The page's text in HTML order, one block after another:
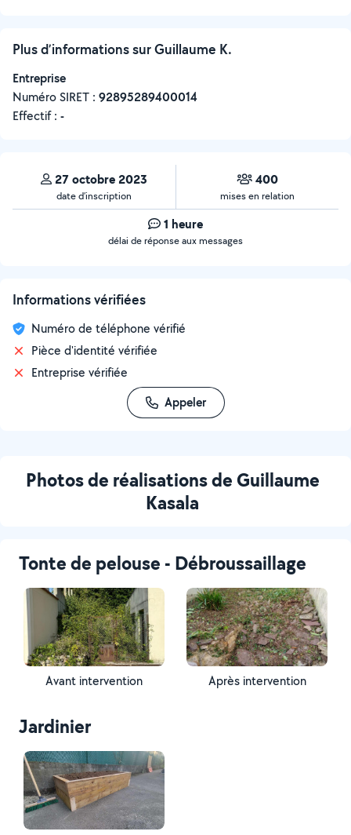
Plus d’informations sur Guillaume K.
Entreprise
Numéro SIRET : ‍92895289400014
Effectif : -
27 octobre 2023
date d’inscription
400
mises en relation
1 heure
délai de réponse aux messages
Informations vérifiées
Numéro de téléphone vérifié
Pièce d'identité vérifiée
Entreprise vérifiée
Appeler
Photos de réalisations de Guillaume
Kasala
Tonte de pelouse - Débroussaillage
Avant intervention Après intervention
Jardinier